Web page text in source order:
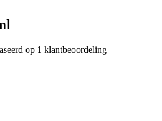
op 1 klantbeoordeling